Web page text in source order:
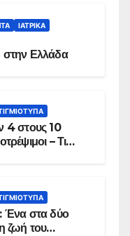
ΙΑΤΡΙΚΆ
στην Ελλάδα
4 στους 10
– Τι
Ένα στα δύο
ζωή του